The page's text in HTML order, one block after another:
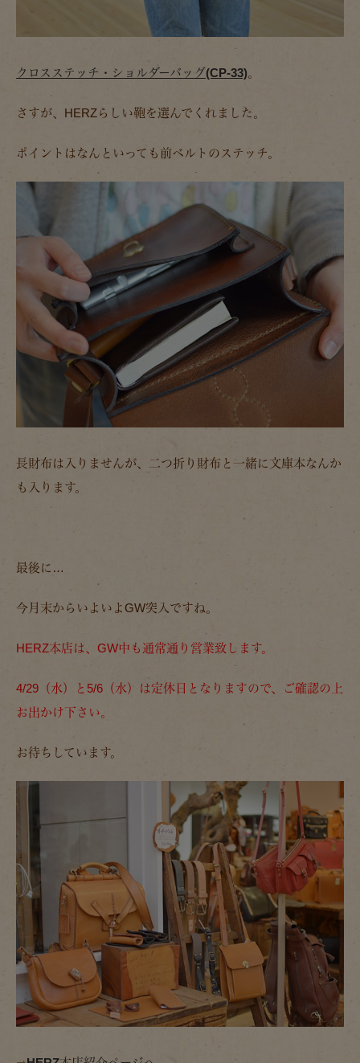
クロスステッチ・ショルダーバッグ(CP-33)。
さすが、HERZらしい鞄を選んでくれました。
ポイントはなんといっても前ベルトのステッチ。
長財布は入りませんが、二つ折り財布と一緒に文庫本なんか
も入ります。
最後に…
今月末からいよいよGW突入ですね。
HERZ本店は、GW中も通常通り営業致します。
4/29（水）と5/6（水）は定休日となりますので、ご確認の上
お出かけ下さい。
お待ちしています。